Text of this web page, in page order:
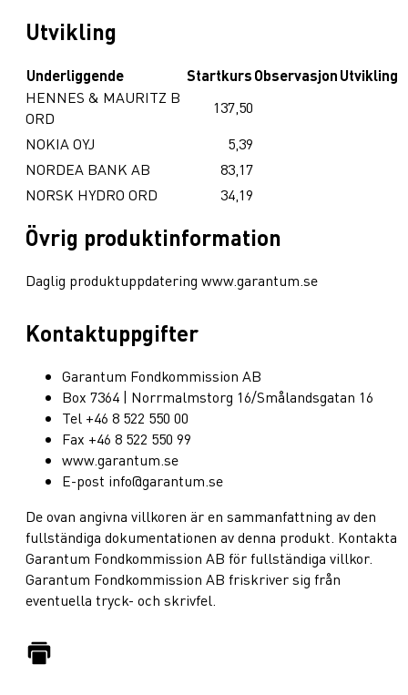
Utvikling
Underliggende StartkursObservasjonUtvikling
HENNES & MAURITZ B
ORD
137,50
NOKIA OYJ
5,39
NORDEA BANK AB
83,17
NORSK HYDRO ORD
34,19
Övrig produktinformation
Daglig produktuppdatering www.garantum.se
Kontaktuppgifter
Garantum Fondkommission AB
Box 7364 | Norrmalmstorg 16/Smålandsgatan 16
Tel +46 8 522 550 00
Fax +46 8 522 550 99
www.garantum.se
E-post info@garantum.se
De ovan angivna villkoren är en sammanfattning av den
fullständiga dokumentationen av denna produkt. Kontakta
Garantum Fondkommission AB för fullständiga villkor.
Garantum Fondkommission AB friskriver sig från
eventuella tryck- och skrivfel.